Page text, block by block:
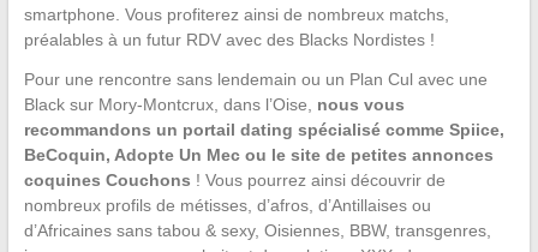
smartphone. Vous profiterez ainsi de nombreux matchs,
préalables à un futur RDV avec des Blacks Nordistes !
Pour une rencontre sans lendemain ou un Plan Cul avec une
Black sur Mory-Montcrux, dans l’Oise, nous vous
recommandons un portail dating spécialisé comme Spiice,
BeCoquin, Adopte Un Mec ou le site de petites annonces
coquines Couchons ! Vous pourrez ainsi découvrir de
nombreux profils de métisses, d’afros, d’Antillaises ou
d’Africaines sans tabou & sexy, Oisiennes, BBW, transgenres,